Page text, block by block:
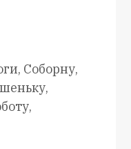
Соборну,